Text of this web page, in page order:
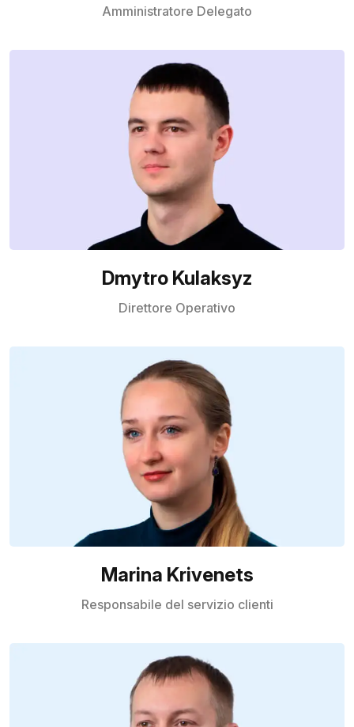
Amministratore Delegato
Dmytro Kulaksyz
Direttore Operativo
Marina Krivenets
Responsabile del servizio clienti